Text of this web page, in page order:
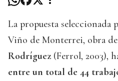
La propuesta seleccionada
Viño de Monterrei, obra de
Rodríguez (Ferrol, 2003),
entre un total de 44